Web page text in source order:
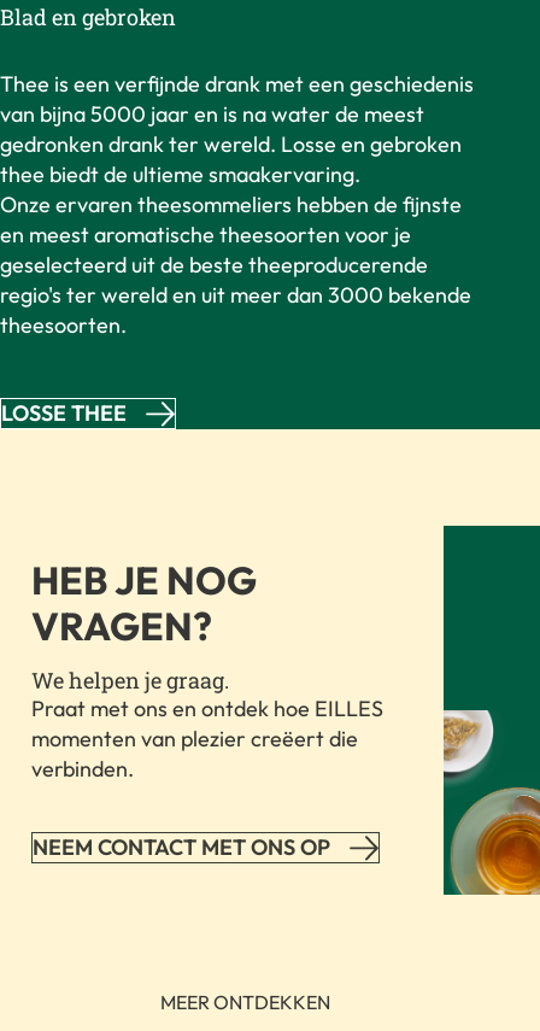
Blad en gebroken
Thee is een verfijnde drank met een geschiedenis
van bijna 5000 jaar en is na water de meest
gedronken drank ter wereld. Losse en gebroken
thee biedt de ultieme smaakervaring.
Onze ervaren theesommeliers hebben de fijnste
en meest aromatische theesoorten voor je
geselecteerd uit de beste theeproducerende
regio's ter wereld en uit meer dan 3000 bekende
theesoorten.
LOSSE THEE
HEB JE NOG
VRAGEN?
We helpen je graag.
Praat met ons en ontdek hoe EILLES
momenten van plezier creëert die
verbinden.
NEEM CONTACT MET ONS OP
MEER ONTDEKKEN